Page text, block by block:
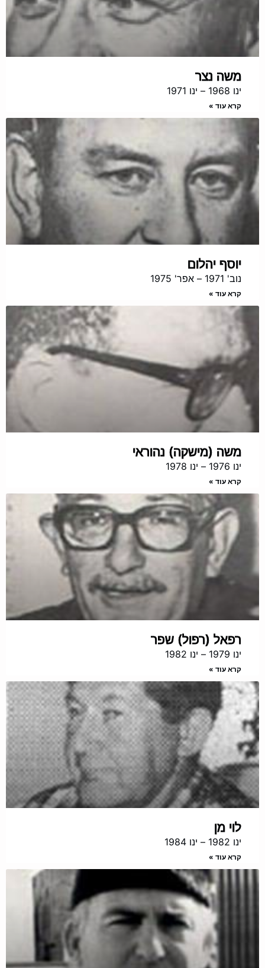
משה נצר
ינו 1968 – ינו 1971
קרא עוד »
יוסף יהלום
נוב' 1971 – אפר' 1975
קרא עוד »
משה (מישקה) נהוראי
ינו 1976 – ינו 1978
קרא עוד »
רפאל (רפול) שפר
ינו 1979 – ינו 1982
קרא עוד »
לוי מן
ינו 1982 – ינו 1984
קרא עוד »